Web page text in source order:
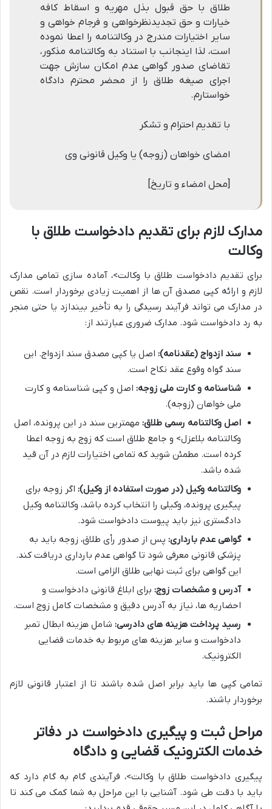
طلاق با حق قبول بذل مهریه و اسقاط کافه
خیارات و حق تجدیدنظرخواهی و فرجام خواهی و
سایر اختیارات مندرج در وکالتنامه را اعطا نموده
است، لذا اینجانب با استناد به وکالتنامه مذکور،
تقاضای صدور گواهی عدم امکان سازش جهت
اجرای صیغه طلاق را از محضر محترم دادگاه
خواستارم.
با تقدیم احترام و تشکر
امضای خواهان (زوجه) یا وکیل قانونی وی
[محل امضاء و تاریخ]
مدارک لازم برای تقدیم دادخواست طلاق با
وکالت
برای تقدیم دادخواست طلاق با وکالت>، آماده سازی تمامی مدارک
لازم و ارائه کپی مصدق آن ها از اهمیت زیادی برخوردار است. نقص
در مدارک می تواند فرآیند رسیدگی را به تأخیر بیندازد یا حتی منجر
به رد دادخواست شود. مدارک ضروری عبارتند از:
سند ازدواج (عقدنامه): اصل یا کپی مصدق سند ازدواج. این
سند گواه وقوع عقد نکاح است.
شناسنامه و کارت ملی زوجه: اصل و کپی شناسنامه و کارت
ملی خواهان (زوجه).
اصل وکالتنامه رسمی طلاق: مهمترین سند در این پرونده، اصل
وکالتنامه بلاعزل> و جامع طلاق است که زوج به زوجه اعطا
کرده است. مطمئن شوید که تمامی اختیارات لازم در آن قید
شده باشد.
وکالتنامه وکیل (در صورت استفاده از وکیل): اگر زوجه برای
پیگیری پرونده، وکیلی را انتخاب کرده باشد، وکالتنامه وکیل
دادگستری نیز باید پیوست دادخواست شود.
گواهی عدم بارداری: پس از صدور رأی طلاق، زوجه باید به
پزشکی قانونی معرفی شود تا گواهی عدم بارداری دریافت کند.
این گواهی برای ثبت نهایی طلاق الزامی است.
آدرس و مشخصات زوج: برای ابلاغ قانونی دادخواست و
احضاریه ها، نیاز به آدرس دقیق و مشخصات کامل زوج است.
رسید پرداخت هزینه های دادرسی: شامل هزینه ابطال تمبر
دادخواست و سایر هزینه های مربوط به خدمات قضایی
الکترونیک.
تمامی کپی ها باید برابر اصل شده باشند تا از اعتبار قانونی لازم
برخوردار باشند.
مراحل ثبت و پیگیری دادخواست در دفاتر
خدمات الکترونیک قضایی و دادگاه
پیگیری دادخواست طلاق با وکالت>، فرآیندی گام به گام دارد که
باید با دقت طی شود. آشنایی با این مراحل به شما کمک می کند تا